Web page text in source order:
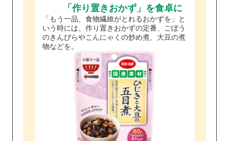
「作り置きおかず」を食卓に
「もう一品、食物繊維がとれるおかずを」と
いう時には、作り置きおかずの定番、ごぼう
のきんぴらやこんにゃくの炒め煮、大豆の煮
物などを。